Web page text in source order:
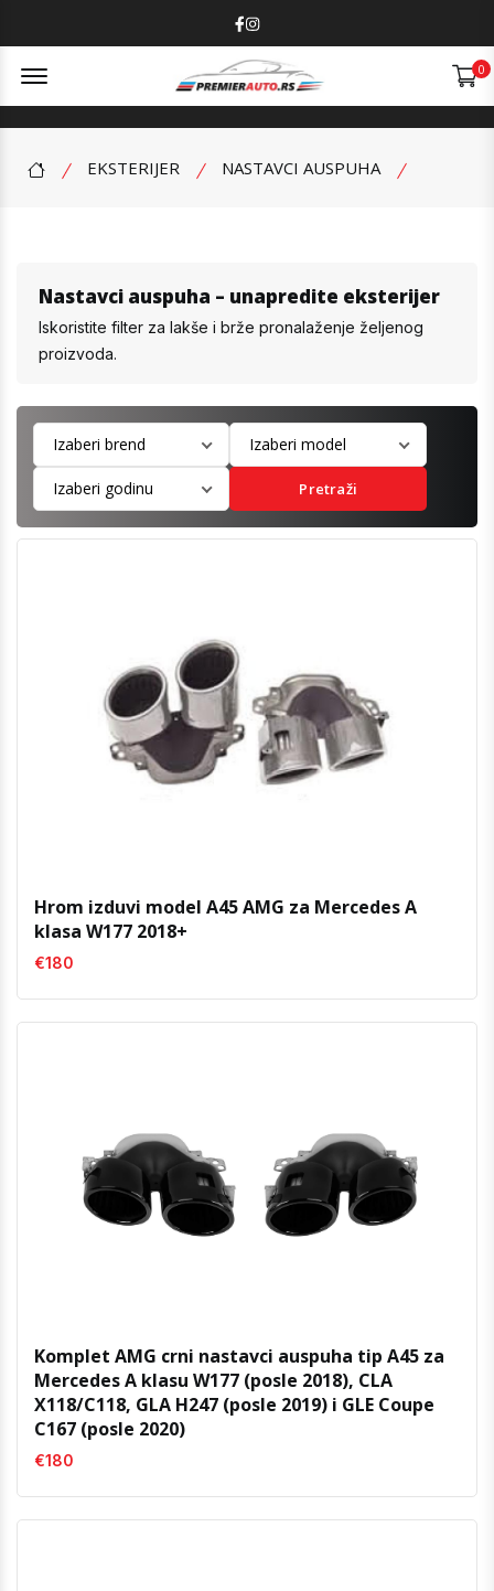
Facebook
Instagram
0
EKSTERIJER NASTAVCI AUSPUHA
Nastavci auspuha – unapredite eksterijer
Iskoristite filter za lakše i brže pronalaženje željenog
proizvoda.
Pretraži
Hrom izduvi model A45 AMG za Mercedes A
klasa W177 2018+
€180
Komplet AMG crni nastavci auspuha tip A45 za
Mercedes A klasu W177 (posle 2018), CLA
X118/C118, GLA H247 (posle 2019) i GLE Coupe
C167 (posle 2020)
€180